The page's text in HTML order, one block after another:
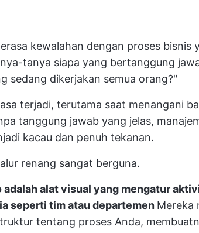
kewalahan dengan proses bisnis
tanya siapa yang bertanggung
sedang dikerjakan semua orang?"
terjadi, terutama saat menangani
tanggung jawab yang jelas,
kacau dan penuh tekanan.
renang sangat berguna.
adalah alat visual yang mengatur
seperti tim atau departemen Mereka
tentang proses Anda,